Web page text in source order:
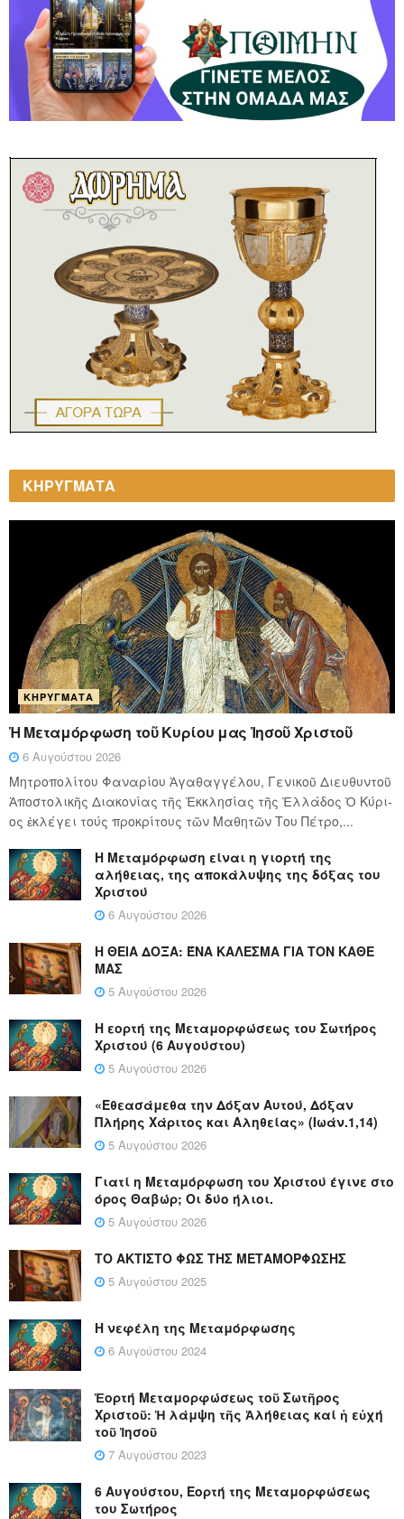
ΚΗΡΥΓΜΑΤΑ
ΚΗΡΎΓΜΑΤΑ
Ἡ Μεταμόρφωση τοῦ Κυρίου μας Ἰησοῦ Χριστοῦ
6 Αυγούστου 2026
Μητροπολίτου Φαναρίου Ἀγαθαγγέλου, Γενικοῦ Διευθυντοῦ
Ἀποστολικῆς Διακονίας τῆς Ἐκκλησίας τῆς Ἑλλάδος Ὁ Κύ­ρι­
ος ἐκλέγει τούς προ­κρί­τους τῶν Μα­θη­τῶν Του Πέ­τρο,...
Η Μεταμόρφωση είναι η γιορτή της
αλήθειας, της αποκάλυψης της δόξας του
Χριστού
6 Αυγούστου 2026
Η ΘΕΙΑ ΔΟΞΑ: ΈΝΑ ΚΑΛΕΣΜΑ ΓΙΑ ΤΟΝ ΚΑΘΕ
ΜΑΣ
5 Αυγούστου 2026
Η εορτή της Μεταμορφώσεως του Σωτήρος
Χριστού (6 Αυγούστου)
5 Αυγούστου 2026
«Εθεασάμεθα την Δόξαν Αυτού, Δόξαν
Πλήρης Χάριτος και Αληθείας» (Ιωάν.1,14)
5 Αυγούστου 2026
Γιατί η Μεταμόρφωση του Χριστού έγινε στο
όρος Θαβώρ; Οι δύο ήλιοι.
5 Αυγούστου 2026
ΤΟ ΑΚΤΙΣΤΟ ΦΩΣ ΤΗΣ ΜΕΤΑΜΟΡΦΩΣΗΣ
5 Αυγούστου 2025
Η νεφέλη της Μεταμόρφωσης
6 Αυγούστου 2024
Ἑορτή Μεταμορφώσεως τοῦ Σωτῆρος
Χριστοῦ: Ἡ λάμψη τῆς Ἀλήθειας καί ἡ εὐχή
τοῦ Ἰησοῦ
7 Αυγούστου 2023
6 Αυγούστου, Εορτή της Μεταμορφώσεως
του Σωτήρος